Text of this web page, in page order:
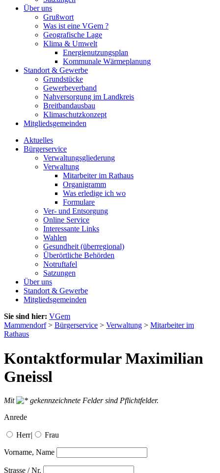
Über uns
Grußwort
Was ist eine VGem ?
Geografische Lage
Klima & Umwelt
Energienutzungsplan
Kommunale Wärmeplanung
Standort & Gewerbe
Grundstücke
Gewerbeverband
Nahversorgung im Landkreis
Breitbandausbau
Klimaschutzkonzept
Mitgliedsgemeinden
Aktuelles
Bürgerservice
Verwaltungsgliederung
Verwaltung
Mitarbeiter im Rathaus
Organigramm
Was erledige ich wo
Formulare
Ver- und Entsorgung
Online Service
Interessante Links
Wahlen
Gesundheit (überregional)
Überörtliche Behörden
Notruftafel
Satzungen
Über uns
Standort & Gewerbe
Mitgliedsgemeinden
Sie sind hier: VGem
Mammendorf> Bürgerservice > Verwaltung > Mitarbeiter im
Rathaus
Kontaktformular Maximilian
Gneissl
Mit
gekennzeichnete Felder sind Pflichtfelder.
Anrede
Herr| Frau
Vorname, Name
Strasse / Nr.